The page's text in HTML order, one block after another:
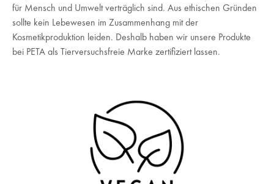
für Mensch und Umwelt verträglich sind. Aus ethischen Gründen
sollte kein Lebewesen im Zusammenhang mit der
Kosmetikproduktion leiden. Deshalb haben wir unsere Produkte
bei PETA als Tierversuchsfreie Marke zertifiziert lassen.